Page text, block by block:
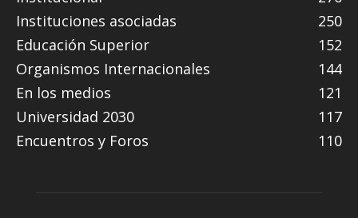
Instituciones asociadas
250
Educación Superior
152
Organismos Internacionales
144
En los medios
121
Universidad 2030
117
Encuentros y Foros
110